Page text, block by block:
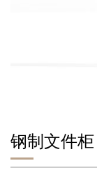
钢制文件柜